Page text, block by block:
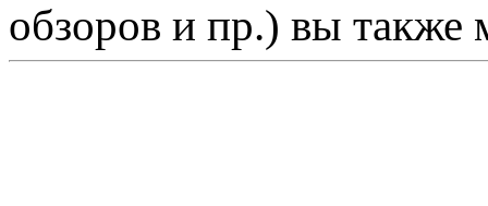
обзоров и пр.) вы также